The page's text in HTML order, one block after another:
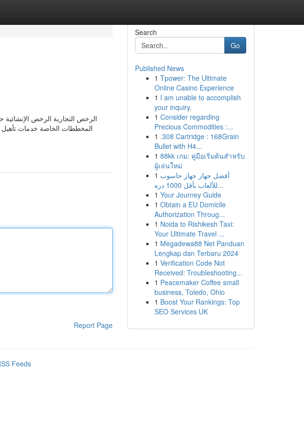
الرخص التجارية الرخص الإنشائية
المخططات الخاصة خدمات تأهيل
Report Page
Search
Go
Published News
1 Tpower: The Ultimate
Online Casino Experience
1 I am unable to accomplish
your inquiry.
1 Consider regarding
Precious Commodities :...
1 .308 Cartridge : 168Grain
Bullet with H4...
1 88kk เกม: คู่มือเริ่มต้นสำหรับ
ผู้เล่นใหม่
1 أفضل جهاز جهاز حاسوب
للألعاب بأقل 1000 دره...
1 Your Journey Guide
1 Obtain a EU Domicile
Authorization Throug...
1 Noida to Rishikesh Taxi:
Your Ultimate Travel ...
1 Megadewa88 Net Panduan
Lengkap dan Terbaru 2024
1 Verification Code Not
Received: Troubleshooting...
1 Peacemaker Coffee small
business, Toledo, Ohio
1 Boost Your Rankings: Top
SEO Services UK
Feeds